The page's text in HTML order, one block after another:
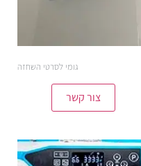
גומי לסרטי השחזה
צור קשר